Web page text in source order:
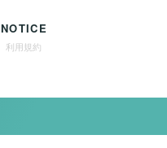
NOTICE
利用規約